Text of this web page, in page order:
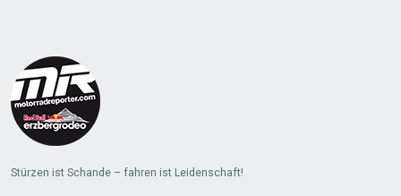
Stürzen ist Schande – fahren ist Leidenschaft!